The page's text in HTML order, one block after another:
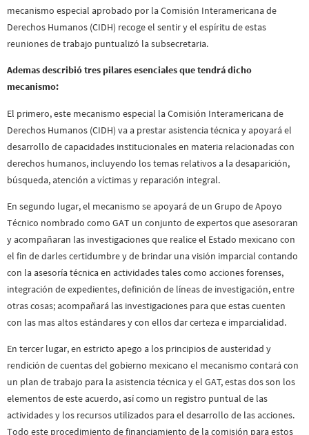
mecanismo especial aprobado por la Comisión Interamericana de
Derechos Humanos (CIDH) recoge el sentir y el espíritu de estas
reuniones de trabajo puntualizó la subsecretaria.
Ademas describió tres pilares esenciales que tendrá dicho
mecanismo:
El primero, este mecanismo especial la Comisión Interamericana de
Derechos Humanos (CIDH) va a prestar asistencia técnica y apoyará el
desarrollo de capacidades institucionales en materia relacionadas con
derechos humanos, incluyendo los temas relativos a la desaparición,
búsqueda, atención a víctimas y reparación integral.
En segundo lugar, el mecanismo se apoyará de un Grupo de Apoyo
Técnico nombrado como GAT un conjunto de expertos que asesoraran
y acompañaran las investigaciones que realice el Estado mexicano con
el fin de darles certidumbre y de brindar una visión imparcial contando
con la asesoría técnica en actividades tales como acciones forenses,
integración de expedientes, definición de líneas de investigación, entre
otras cosas; acompañará las investigaciones para que estas cuenten
con las mas altos estándares y con ellos dar certeza e imparcialidad.
En tercer lugar, en estricto apego a los principios de austeridad y
rendición de cuentas del gobierno mexicano el mecanismo contará con
un plan de trabajo para la asistencia técnica y el GAT, estas dos son los
elementos de este acuerdo, así como un registro puntual de las
actividades y los recursos utilizados para el desarrollo de las acciones.
Todo este procedimiento de financiamiento de la comisión para estos